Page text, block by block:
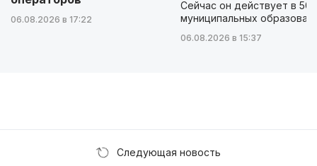
06.08.2026 в 17:22
Сейчас он действует в 50
муниципальных
06.08.2026 в 15:37
Следующая новость